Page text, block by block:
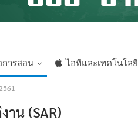
การสอน ไอทีและเทคโนโลยี
น (SAR)